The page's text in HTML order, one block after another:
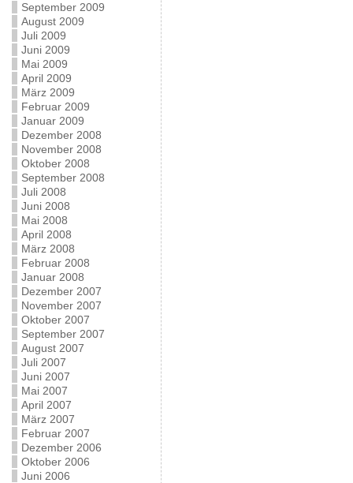
September 2009
August 2009
Juli 2009
Juni 2009
Mai 2009
April 2009
März 2009
Februar 2009
Januar 2009
Dezember 2008
November 2008
Oktober 2008
September 2008
Juli 2008
Juni 2008
Mai 2008
April 2008
März 2008
Februar 2008
Januar 2008
Dezember 2007
November 2007
Oktober 2007
September 2007
August 2007
Juli 2007
Juni 2007
Mai 2007
April 2007
März 2007
Februar 2007
Dezember 2006
Oktober 2006
Juni 2006